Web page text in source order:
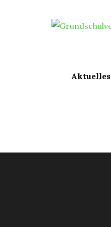
Aktuelles